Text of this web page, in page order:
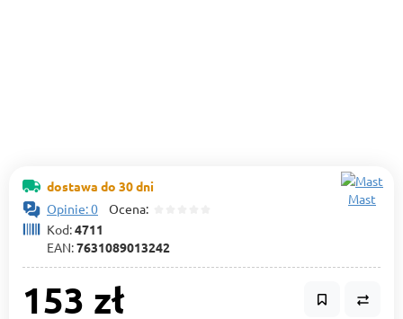
dostawa do 30 dni
Opinie: 0 Ocena:
Kod:4711
EAN:7631089013242
Mast
153 zł